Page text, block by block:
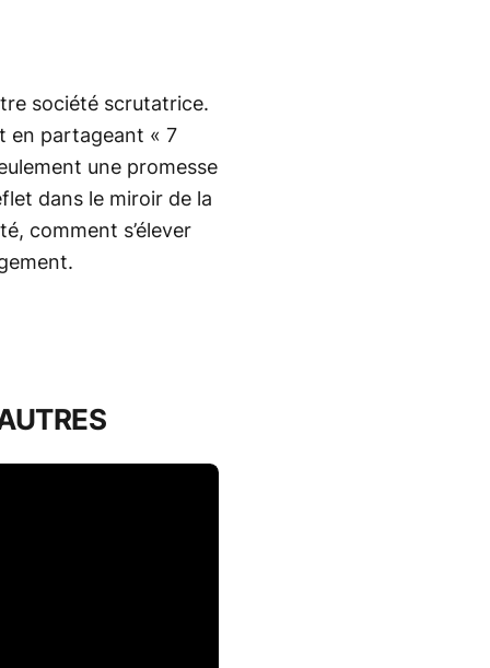
société scrutatrice.
en partageant « 7
une promesse
dans le miroir de la
comment s’élever